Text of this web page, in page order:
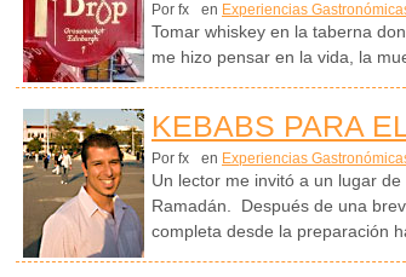
Por fx en Experiencias
Tomar whiskey en la taberna
me hizo pensar en la vida, la
KEBABS PARA
Por fx en Experiencias
Un lector me invitó a un lugar
Ramadán. Después de una
completa desde la preparación